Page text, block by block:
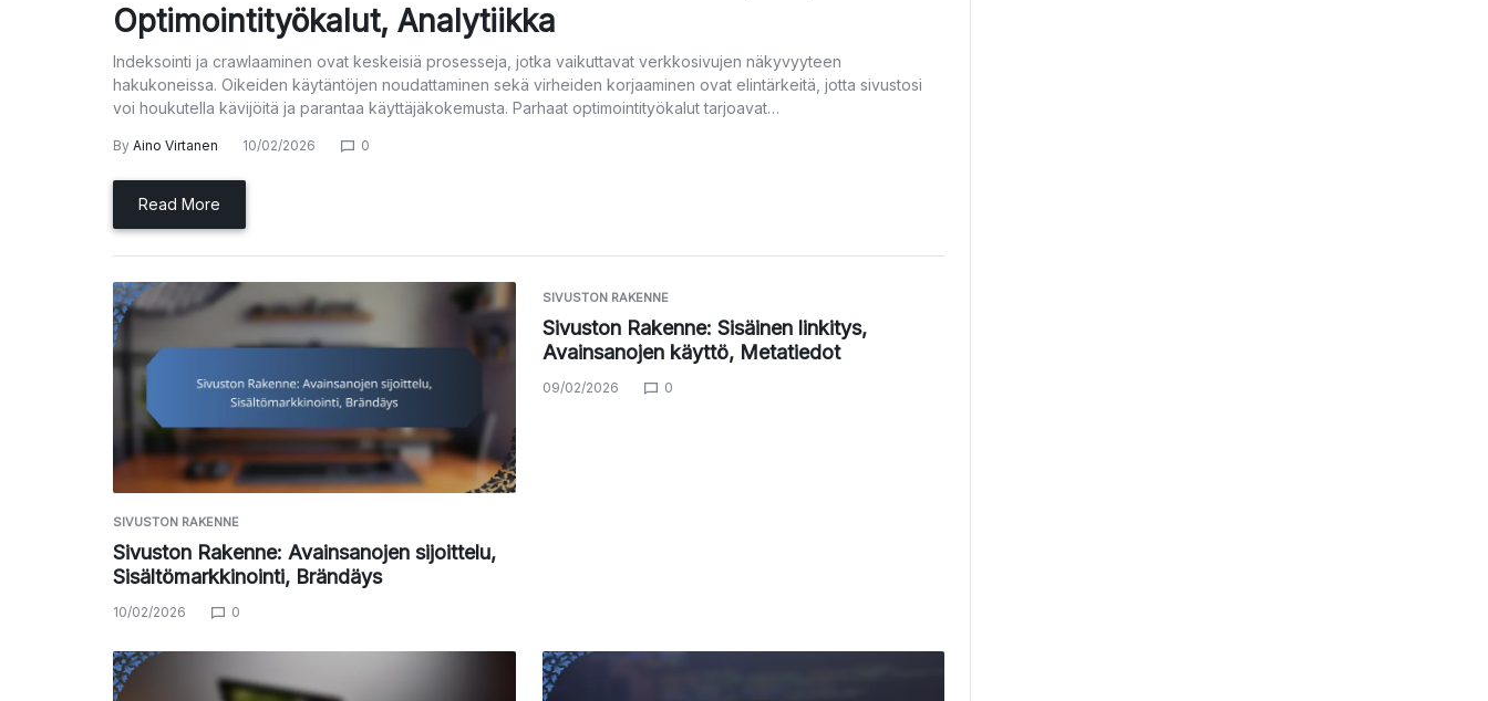
Optimointityökalut, Analytiikka
Indeksointi ja crawlaaminen ovat keskeisiä prosesseja, jotka vaikuttavat verkkosivujen näkyvyyteen
hakukoneissa. Oikeiden käytäntöjen noudattaminen sekä virheiden korjaaminen ovat elintärkeitä, jotta sivustosi
voi houkutella kävijöitä ja parantaa käyttäjäkokemusta. Parhaat optimointityökalut tarjoavat…
By Aino Virtanen 10/02/2026 0
Read More
SIVUSTON RAKENNE
Sivuston Rakenne: Avainsanojen sijoittelu,
Sisältömarkkinointi, Brändäys
10/02/2026 0
SIVUSTON RAKENNE
Sivuston Rakenne: Sisäinen linkitys,
Avainsanojen käyttö, Metatiedot
09/02/2026 0